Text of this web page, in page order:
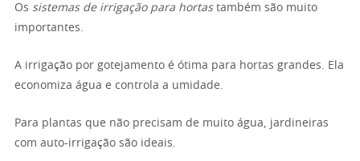
Os sistemas de irrigação para hortastambém são muito
importantes.
A irrigação por gotejamento é ótima para hortas grandes. Ela
economiza água e controla a umidade.
Para plantas que não precisam de muito água, jardineiras
com auto-irrigação são ideais.